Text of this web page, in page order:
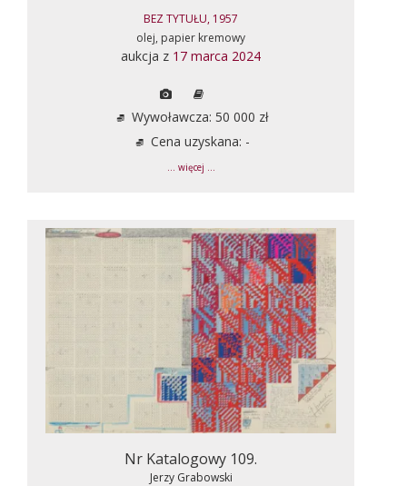
BEZ TYTUŁU, 1957
olej, papier kremowy
aukcja z 17 marca 2024
Wywoławcza: 50 000 zł
Cena uzyskana: -
... więcej ...
Nr Katalogowy 109.
Jerzy Grabowski